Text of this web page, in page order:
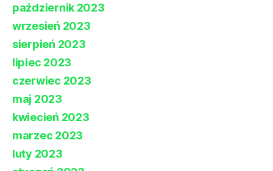
październik 2023
wrzesień 2023
sierpień 2023
lipiec 2023
czerwiec 2023
maj 2023
kwiecień 2023
marzec 2023
luty 2023